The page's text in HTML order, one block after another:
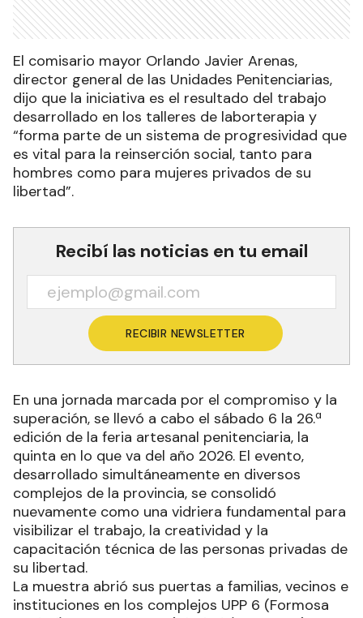
El comisario mayor Orlando Javier Arenas,
director general de las Unidades Penitenciarias,
dijo que la iniciativa es el resultado del trabajo
desarrollado en los talleres de laborterapia y
“forma parte de un sistema de progresividad que
es vital para la reinserción social, tanto para
hombres como para mujeres privados de su
libertad”.
Recibí las noticias en tu email
RECIBIR NEWSLETTER
En una jornada marcada por el compromiso y la
superación, se llevó a cabo el sábado 6 la 26.ª
edición de la feria artesanal penitenciaria, la
quinta en lo que va del año 2026. El evento,
desarrollado simultáneamente en diversos
complejos de la provincia, se consolidó
nuevamente como una vidriera fundamental para
visibilizar el trabajo, la creatividad y la
capacitación técnica de las personas privadas de
su libertad.
La muestra abrió sus puertas a familias, vecinos e
instituciones en los complejos UPP 6 (Formosa